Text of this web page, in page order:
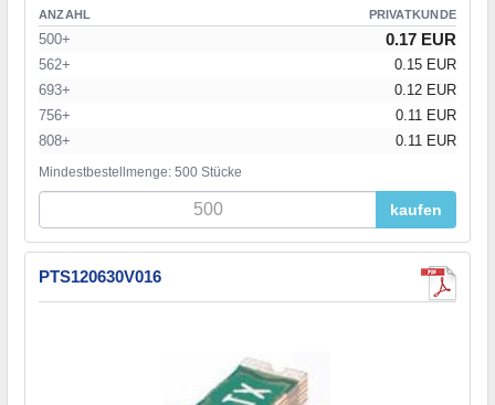
ANZAHL PRIVATKUNDE
500+ 0.17 EUR
562+
0.15 EUR
693+
0.12 EUR
756+
0.11 EUR
808+
0.11 EUR
Mindestbestellmenge: 500 Stücke
kaufen
PTS120630V016